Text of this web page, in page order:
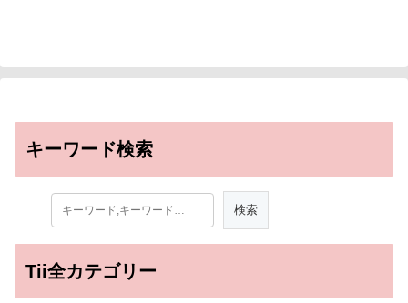
キーワード検索
Tii全カテゴリー